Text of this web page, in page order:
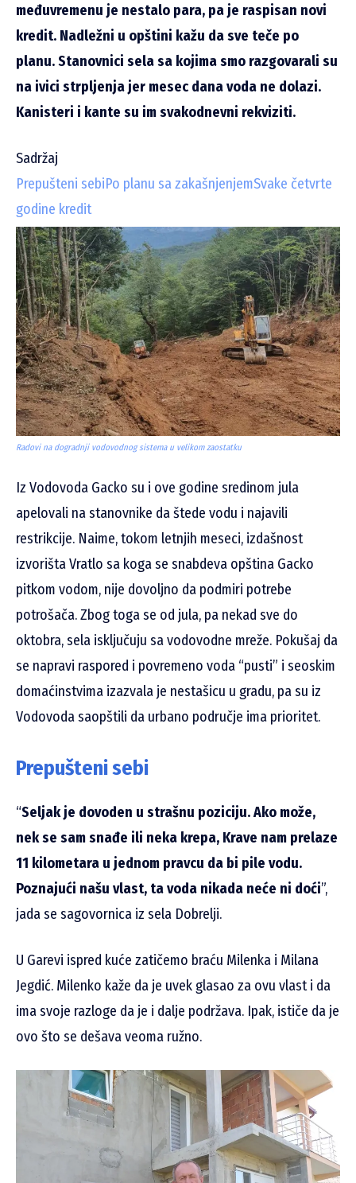
međuvremenu je nestalo para, pa je raspisan novi
kredit. Nadležni u opštini kažu da sve teče po
planu. Stanovnici sela sa kojima smo razgovarali su
na ivici strpljenja jer mesec dana voda ne dolazi.
Kanisteri i kante su im svakodnevni rekviziti.
Sadržaj
Prepušteni sebiPo planu sa zakašnjenjemSvake četvrte
godine kredit
Radovi na dogradnji vodovodnog sistema u velikom zaostatku
Iz Vodovoda Gacko su i ove godine sredinom jula
apelovali na stanovnike da štede vodu i najavili
restrikcije. Naime, tokom letnjih meseci, izdašnost
izvorišta Vratlo sa koga se snabdeva opština Gacko
pitkom vodom, nije dovoljno da podmiri potrebe
potrošača. Zbog toga se od jula, pa nekad sve do
oktobra, sela isključuju sa vodovodne mreže. Pokušaj da
se napravi raspored i povremeno voda “pusti” i seoskim
domaćinstvima izazvala je nestašicu u gradu, pa su iz
Vodovoda saopštili da urbano područje ima prioritet.
Prepušteni sebi
“Seljak je dovoden u strašnu poziciju. Ako može,
nek se sam snađe ili neka krepa, Krave nam prelaze
11 kilometara u jednom pravcu da bi pile vodu.
Poznajući našu vlast, ta voda nikada neće ni doći”,
jada se sagovornica iz sela Dobrelji.
U Garevi ispred kuće zatičemo braću Milenka i Milana
Jegdić. Milenko kaže da je uvek glasao za ovu vlast i da
ima svoje razloge da je i dalje podržava. Ipak, ističe da je
ovo što se dešava veoma ružno.